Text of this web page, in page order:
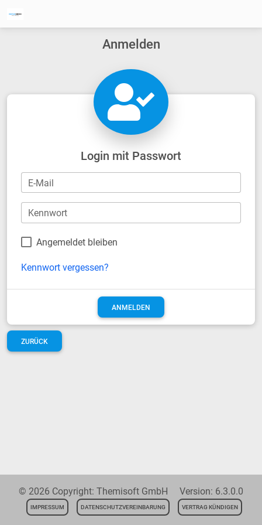
Anmelden
Login mit Passwort
E-Mail
Kennwort
Angemeldet bleiben
Kennwort vergessen?
ZURÜCK
© 2026 Copyright: Themisoft GmbH Version: 6.3.0.0
IMPRESSUM DATENSCHUTZVEREINBARUNG VERTRAG KÜNDIGEN